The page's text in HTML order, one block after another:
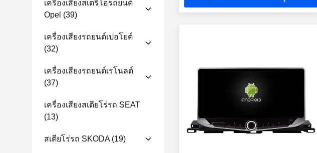
เครื่องเสียงสเตรีโอรถยนต์
Opel (39)
เครื่องเสียงรถยนต์เปอโยต์
(32)
เครื่องเสียงรถยนต์เรโนลต์
(37)
เครื่องเสียงสเตียโร่รถ SEAT
(13)
สเตียโร่รถ SKODA(19)